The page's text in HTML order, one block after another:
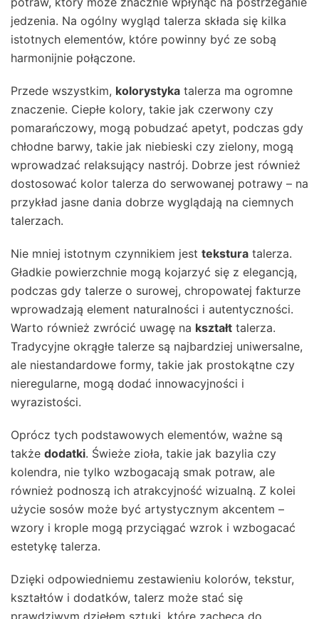
jedzenia. Na ogólny wygląd talerza składa się kilka
istotnych elementów, które powinny być ze sobą
harmonijnie połączone.
Przede wszystkim, kolorystyka talerza ma ogromne
znaczenie. Ciepłe kolory, takie jak czerwony czy
pomarańczowy, mogą pobudzać apetyt, podczas gdy
chłodne barwy, takie jak niebieski czy zielony, mogą
wprowadzać relaksujący nastrój. Dobrze jest również
dostosować kolor talerza do serwowanej potrawy – na
przykład jasne dania dobrze wyglądają na ciemnych
talerzach.
Nie mniej istotnym czynnikiem jest tekstura talerza.
Gładkie powierzchnie mogą kojarzyć się z elegancją,
podczas gdy talerze o surowej, chropowatej fakturze
wprowadzają element naturalności i autentyczności.
Warto również zwrócić uwagę na kształt talerza.
Tradycyjne okrągłe talerze są najbardziej uniwersalne,
ale niestandardowe formy, takie jak prostokątne czy
nieregularne, mogą dodać innowacyjności i
wyrazistości.
Oprócz tych podstawowych elementów, ważne są
także dodatki. Świeże zioła, takie jak bazylia czy
kolendra, nie tylko wzbogacają smak potraw, ale
również podnoszą ich atrakcyjność wizualną. Z kolei
użycie sosów może być artystycznym akcentem –
wzory i krople mogą przyciągać wzrok i wzbogacać
estetykę talerza.
Dzięki odpowiedniemu zestawieniu kolorów, tekstur,
kształtów i dodatków, talerz może stać się